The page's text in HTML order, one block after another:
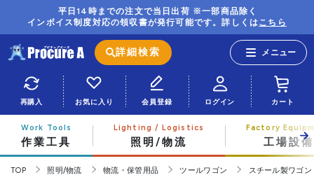
平日14時までの注文で当日出荷 ※一部商品除く
インボイス制度対応の領収書が発行可能です。詳しくはこちら
詳細検索
再購入 お気に入り 会員登録 ログイン カート
作業工具 照明/物流 工場設備
TOP 照明/物流 物流・保管用品 ツールワゴン スチール製ワゴ